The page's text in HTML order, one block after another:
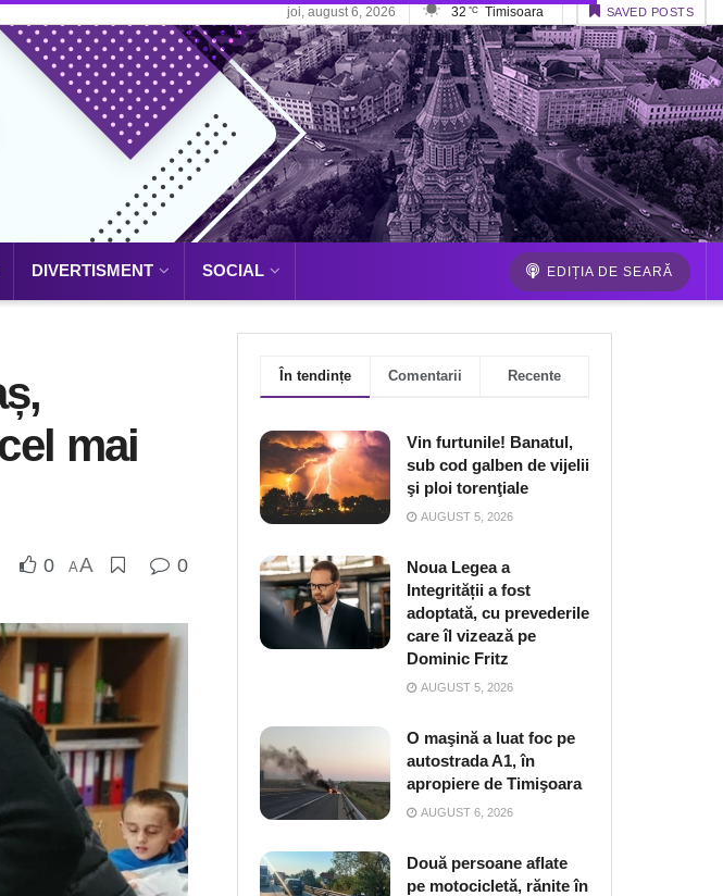
joi, august 6, 2026 32 °C Timisoara SAVED POSTS
DIVERTISMENT SOCIAL EDIȚIA DE SEARĂ
mai
0 AA 0
În tendințe Comentarii Recente
Vin furtunile! Banatul,
sub cod galben de vijelii
şi ploi torenţiale
AUGUST 5, 2026
Noua Legea a
Integrității a fost
adoptată, cu prevederile
care îl vizează pe
Dominic Fritz
AUGUST 5, 2026
O maşină a luat foc pe
autostrada A1, în
apropiere de Timişoara
AUGUST 6, 2026
Două persoane aflate
pe motocicletă, rănite în